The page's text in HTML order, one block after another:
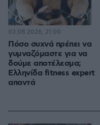
Πόσο συχνά πρέπει να
γυμναζόμαστε για να
δούμε αποτέλεσμα;
Ελληνίδα fitness expert
απαντά
03.08.2026, 21:00